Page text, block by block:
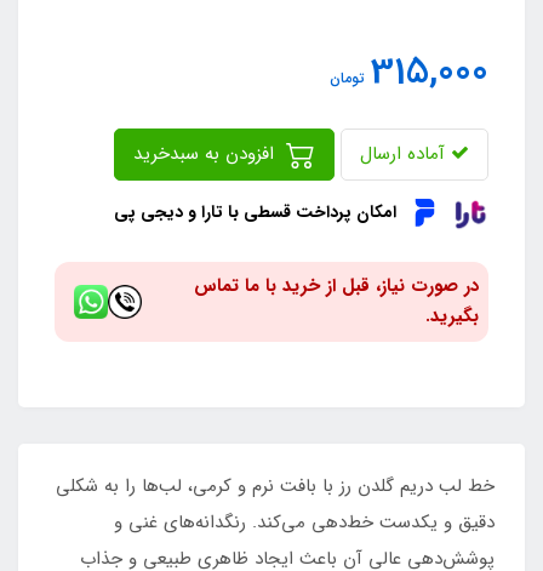
315,000 تومان
آماده ارسال
امکان پرداخت قسطی با تارا و دیجی پی
در صورت نیاز، قبل از خرید با ما تماس
بگیرید.
خط لب دریم گلدن رز با بافت نرم و کرمی، لب‌ها را به شکلی
دقیق و یکدست خط‌دهی می‌کند. رنگدانه‌های غنی و
پوشش‌دهی عالی آن باعث ایجاد ظاهری طبیعی و جذاب